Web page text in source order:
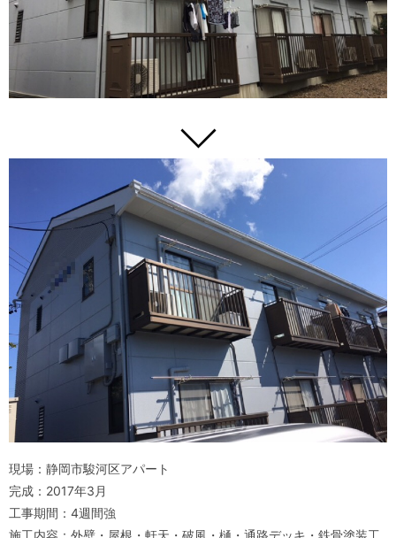
現場：静岡市駿河区アパート
完成：2017年3月
工事期間：4週間強
施工内容：外壁・屋根・軒天・破風・樋・通路デッキ・鉄骨塗装工